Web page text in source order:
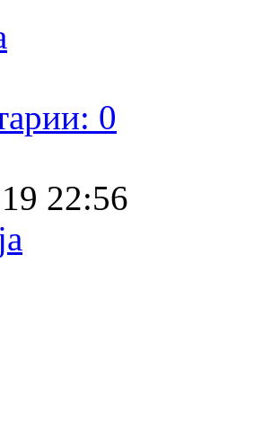
0
22:56